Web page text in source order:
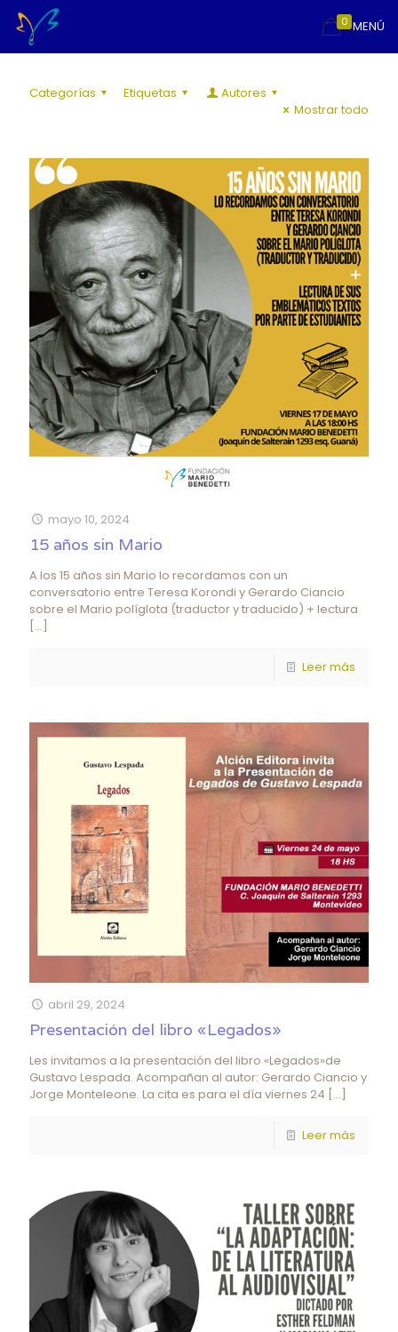
MENÚ
0
Categorías Etiquetas
Autores
Mostrar todo
mayo 10, 2024
15 años sin Mario
A los 15 años sin Mario lo recordamos con un
conversatorio entre Teresa Korondi y Gerardo Ciancio
sobre el Mario políglota (traductor y traducido) + lectura
[…]
Leer más
abril 29, 2024
Presentación del libro «Legados»
Les invitamos a la presentación del libro «Legados»de
Gustavo Lespada. Acompañan al autor: Gerardo Ciancio y
Jorge Monteleone. La cita es para el día viernes 24 […]
Leer más